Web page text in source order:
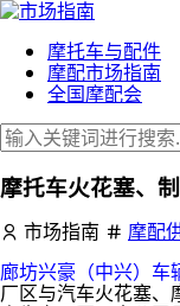
摩托车与配件
摩配市场指南
全国摩配会
摩托车火花塞、
市场指南 摩配
廊坊兴豪（中兴）车
厂区与汽车火花塞、